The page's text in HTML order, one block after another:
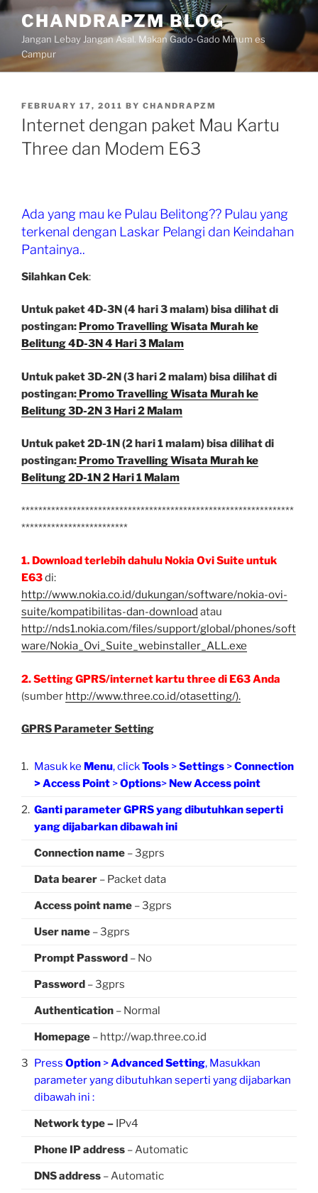
Skip
content
CHANDRAPZM BLOG
Jangan Lebay Jangan Asal. Makan Gado-Gado Minum es
Campur
POSTED
ON
FEBRUARY 17, 2011 BY CHANDRAPZM
Internet dengan paket Mau Kartu
Three dan Modem E63
Ada yang mau ke Pulau Belitong?? Pulau yang
terkenal dengan Laskar Pelangi dan Keindahan
Pantainya..
Silahkan Cek:
Untuk paket 4D-3N (4 hari 3 malam) bisa dilihat di
postingan: Promo Travelling Wisata Murah ke
Belitung 4D-3N 4 Hari 3 Malam
Untuk paket 3D-2N (3 hari 2 malam) bisa dilihat di
postingan: Promo Travelling Wisata Murah ke
Belitung 3D-2N 3 Hari 2 Malam
Untuk paket 2D-1N (2 hari 1 malam) bisa dilihat di
postingan: Promo Travelling Wisata Murah ke
Belitung 2D-1N 2 Hari 1 Malam
****************************************************************
*************************
1. Download terlebih dahulu Nokia Ovi Suite untuk
E63di:
http://www.nokia.co.id/dukungan/software/nokia-ovi-
suite/kompatibilitas-dan-download atau
http://nds1.nokia.com/files/support/global/phones/soft
ware/Nokia_Ovi_Suite_webinstaller_ALL.exe
2. Setting GPRS/internet kartu three di E63 Anda
(sumber http://www.three.co.id/otasetting/).
GPRS Parameter Setting
1. Masuk ke Menu, clickTools >Settings >Connection
> Access Point >Options> New Access point
2. Ganti parameter GPRS yang dibutuhkan seperti
yang dijabarkan dibawah ini
Connection name – 3gprs
Data bearer – Packet data
Access point name – 3gprs
User name – 3gprs
Prompt Password – No
Password – 3gprs
Authentication – Normal
Homepage – http://wap.three.co.id
3 Press Option >Advanced Setting, Masukkan
parameter yang dibutuhkan seperti yang dijabarkan
dibawah ini :
Network type – IPv4
Phone IP address – Automatic
DNS address – Automatic